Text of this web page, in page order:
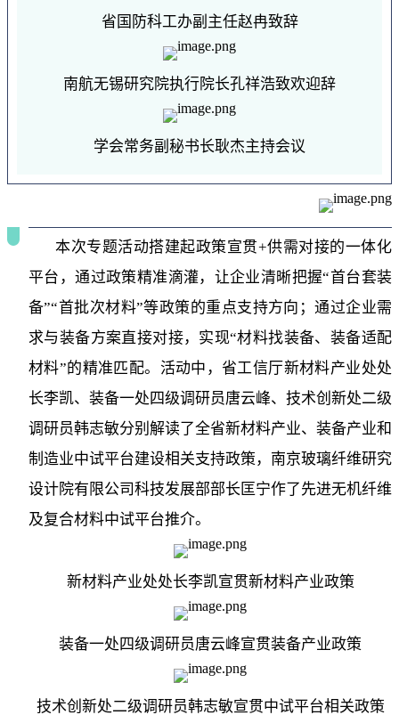
省国防科工办副主任赵冉致辞
南航无锡研究院执行院长孔祥浩致欢迎辞
学会常务副秘书长耿杰主持会议
本次专题活动搭建起政策宣贯+供需对接的一体化
平台，通过政策精准滴灌，让企业清晰把握“首台套装
备”“首批次材料”等政策的重点支持方向；通过企业需
求与装备方案直接对接，实现“材料找装备、装备适配
材料”的精准匹配。活动中，省工信厅新材料产业处处
长李凯、装备一处四级调研员唐云峰、技术创新处二级
调研员韩志敏分别解读了全省新材料产业、装备产业和
制造业中试平台建设相关支持政策，南京玻璃纤维研究
设计院有限公司科技发展部部长匡宁作了先进无机纤维
及复合材料中试平台推介。
新材料产业处处长李凯宣贯新材料产业政策
装备一处四级调研员唐云峰宣贯装备产业政策
技术创新处二级调研员韩志敏宣贯中试平台相关政策